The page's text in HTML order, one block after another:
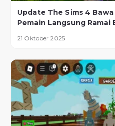
Update The Sims 4
Pemain Langsung Ramai
21 Oktober 2025